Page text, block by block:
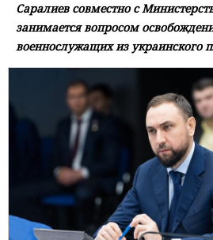
Саралиев совместно с
занимается вопросом
военнослужащих из украинского